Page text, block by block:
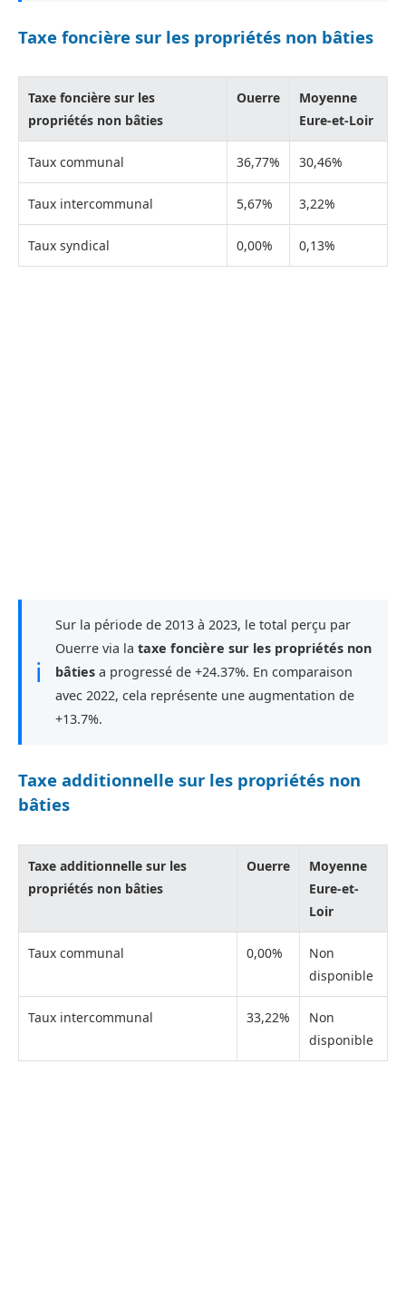
Taxe foncière sur les propriétés non bâties
Taxe foncière sur les
propriétés non bâties
Ouerre
Moyenne
Eure-et-Loir
Taux communal 36,77% 30,46%
Taux intercommunal 5,67% 3,22%
Taux syndical 0,00% 0,13%
ℹ
Sur la période de 2013 à 2023, le total perçu par
Ouerre via la taxe foncière sur les propriétés non
bâties a progressé de +24.37%. En comparaison
avec 2022, cela représente une augmentation de
+13.7%.
Taxe additionnelle sur les propriétés non
bâties
Taxe additionnelle sur les
propriétés non bâties
Ouerre
Moyenne
Eure-et-
Loir
Taux communal 0,00%
Non
disponible
Taux intercommunal 33,22%
Non
disponible